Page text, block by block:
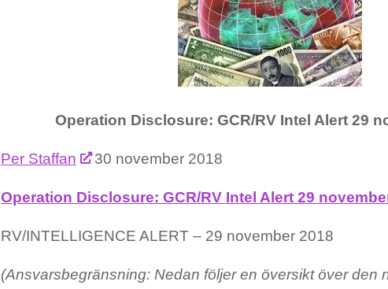
Operation Disclosure: GCR/RV Intel Alert 29
Per Staffan 30 november 2018
Operation Disclosure: GCR/RV Intel Alert 29
RV/INTELLIGENCE ALERT – 29 november 2018
(Ansvarsbegränsning: Nedan följer en översikt över den